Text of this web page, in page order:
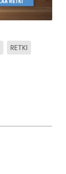
RETKI